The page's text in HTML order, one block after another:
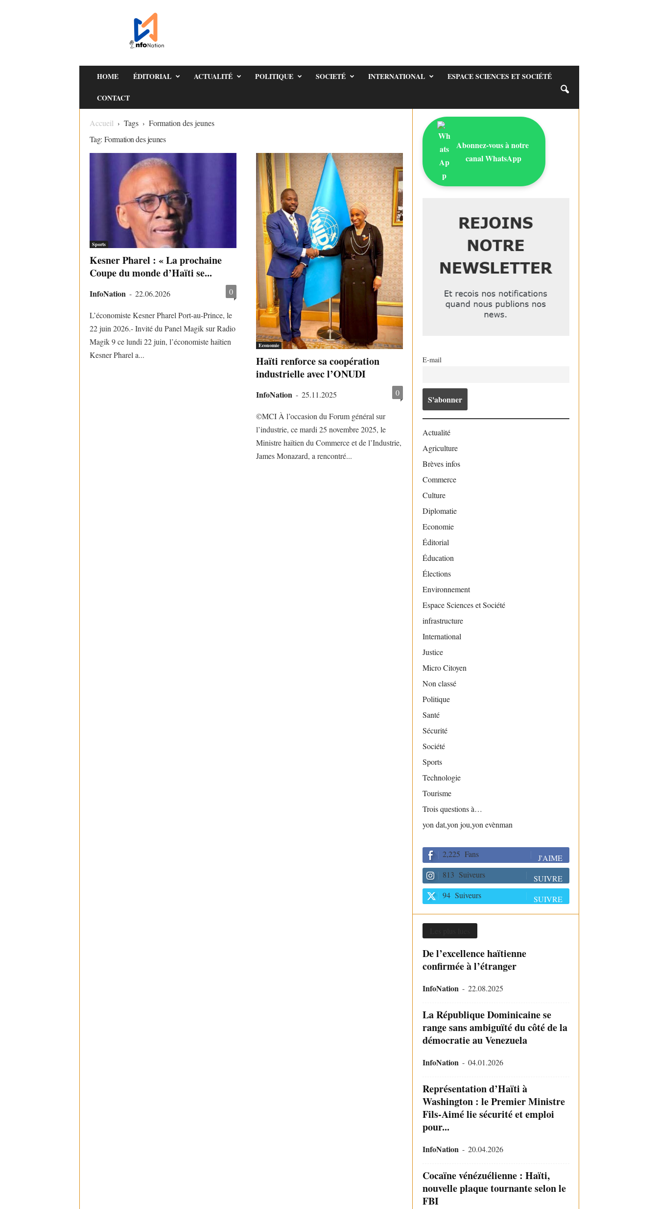
HOME ÉDITORIAL ACTUALITÉ POLITIQUE SOCIETÉ INTERNATIONAL ESPACE SCIENCES ET SOCIÉTÉ
CONTACT
Accueil Tags
Formation des jeunes
Tag: Formation des jeunes
Sports
Kesner Pharel : « La prochaine
Coupe du monde d’Haïti se...
InfoNation - 22.06.2026 0
L’économiste Kesner Pharel Port-au-Prince, le
22 juin 2026.- Invité du Panel Magik sur Radio
Magik 9 ce lundi 22 juin, l’économiste haïtien
Kesner Pharel a...
Economie
Haïti renforce sa coopération
industrielle avec l’ONUDI
InfoNation - 25.11.2025 0
©️MCI À l’occasion du Forum général sur
l’industrie, ce mardi 25 novembre 2025, le
Ministre haïtien du Commerce et de l’Industrie,
James Monazard, a rencontré...
Abonnez-vous à notre
canal WhatsApp
E-mail
Actualité
Agriculture
Brèves infos
Commerce
Culture
Diplomatie
Economie
Éditorial
Éducation
Élections
Environnement
Espace Sciences et Société
infrastructure
International
Justice
Micro Citoyen
Non classé
Politique
Santé
Sécurité
Société
Sports
Technologie
Tourisme
Trois questions à…
yon dat,yon jou,yon evènman
2,225 Fans
J'AIME
813 Suiveurs
SUIVRE
94 Suiveurs SUIVRE
De l’excellence haïtienne
confirmée à l’étranger
InfoNation - 22.08.2025
La République Dominicaine se
range sans ambiguïté du côté de la
démocratie au Venezuela
InfoNation - 04.01.2026
Représentation d’Haïti à
Washington : le Premier Ministre
Fils-Aimé lie sécurité et emploi
pour...
InfoNation - 20.04.2026
Cocaïne vénézuélienne : Haïti,
nouvelle plaque tournante selon le
FBI